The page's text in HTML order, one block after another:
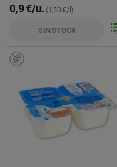
0,9 €/u. (1,50 €/l)
SIN STOCK